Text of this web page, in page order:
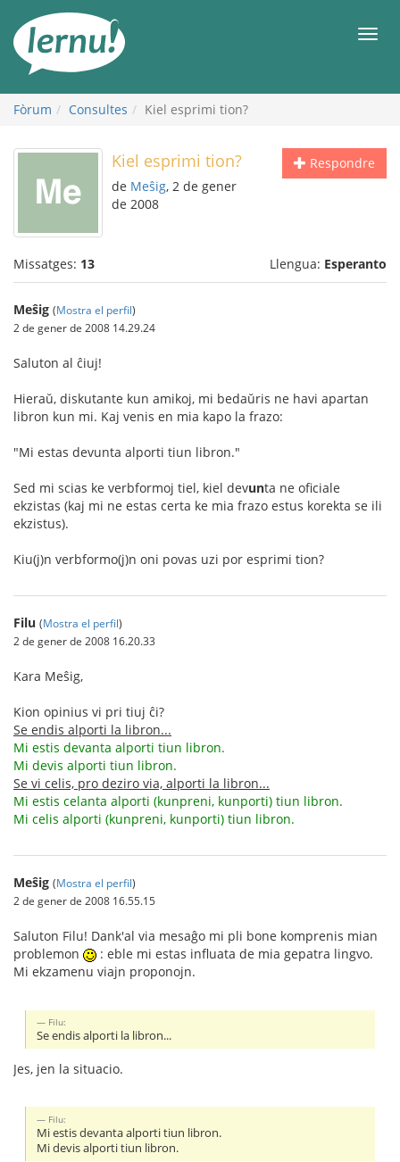
contingut
Fòrum Consultes Kiel esprimi tion?
Respondre
Kiel esprimi tion?
de Meŝig, 2 de gener
de 2008
Missatges: 13 Llengua: Esperanto
Meŝig (Mostra el perfil)
2 de gener de 2008 14.29.24
Saluton al ĉiuj!
Hieraŭ, diskutante kun amikoj, mi bedaŭris ne havi apartan
libron kun mi. Kaj venis en mia kapo la frazo:
"Mi estas devunta alporti tiun libron."
Sed mi scias ke verbformoj tiel, kiel devunta ne oficiale
ekzistas (kaj mi ne estas certa ke mia frazo estus korekta se ili
ekzistus).
Kiu(j)n verbformo(j)n oni povas uzi por esprimi tion?
Filu (Mostra el perfil)
2 de gener de 2008 16.20.33
Kara Meŝig,
Kion opinius vi pri tiuj ĉi?
Se endis alporti la libron...
Mi estis devanta alporti tiun libron.
Mi devis alporti tiun libron.
Se vi celis, pro deziro via, alporti la libron...
Mi estis celanta alporti (kunpreni, kunporti) tiun libron.
Mi celis alporti (kunpreni, kunporti) tiun libron.
Meŝig (Mostra el perfil)
2 de gener de 2008 16.55.15
Saluton Filu! Dank'al via mesaĝo mi pli bone komprenis mian
problemon
: eble mi estas influata de mia gepatra lingvo.
Mi ekzamenu viajn proponojn.
Filu:
Se endis alporti la libron...
Jes, jen la situacio.
Filu:
Mi estis devanta alporti tiun libron.
Mi devis alporti tiun libron.